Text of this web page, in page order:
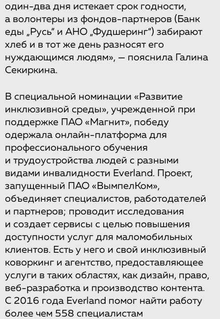
один-два дня истекает срок годности,
а волонтеры из фондов-партнеров (Банк
еды „Русь“ и АНО „Фудшеринг“) забирают
хлеб и в тот же день разносят его
нуждающимся людям», — пояснила Галина
Секиркина.
В специальной номинации «Развитие
инклюзивной среды», учрежденной при
поддержке ПАО «Магнит», победу
одержала онлайн-платформа для
профессионального обучения
и трудоустройства людей с разными
видами инвалидности Everland. Проект,
запущенный ПАО «ВымпелКом»,
объединяет специалистов, работодателей
и партнеров; проводит исследования
и создает сервисы с целью повышения
доступности услуг для маломобильных
клиентов. Есть у него и свой инклюзивный
коворкинг и агентство, предоставляющее
услуги в таких областях, как дизайн, право,
веб-разработка и производство контента.
С 2016 года Everland помог найти работу
более чем 558 специалистам